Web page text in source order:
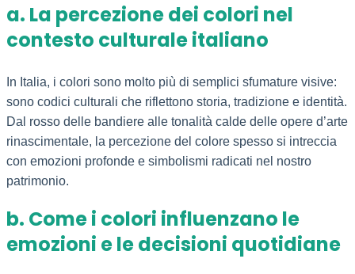
a. La percezione dei colori nel
contesto culturale italiano
In Italia, i colori sono molto più di semplici sfumature visive:
sono codici culturali che riflettono storia, tradizione e identità.
Dal rosso delle bandiere alle tonalità calde delle opere d’arte
rinascimentale, la percezione del colore spesso si intreccia
con emozioni profonde e simbolismi radicati nel nostro
patrimonio.
b. Come i colori influenzano le
emozioni e le decisioni quotidiane